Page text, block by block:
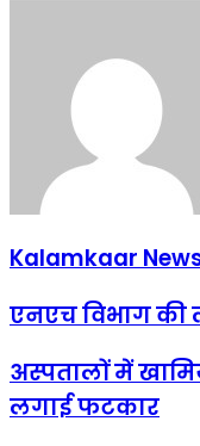
Kalamkaar
एनएच विभाग की
अस्पतालों में
लगाई फटकार